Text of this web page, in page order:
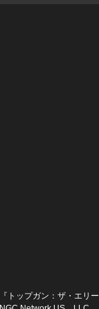
『トップガン：ザ・エリ